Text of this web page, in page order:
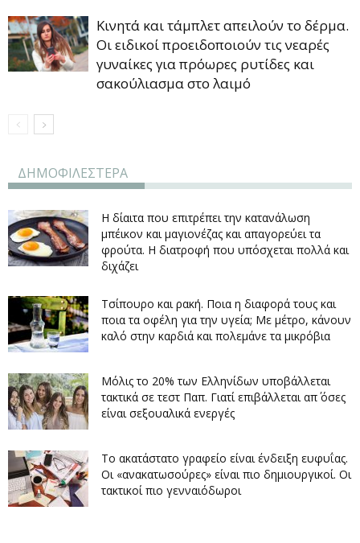
Κινητά και τάμπλετ απειλούν το δέρμα.
Οι ειδικοί προειδοποιούν τις νεαρές
γυναίκες για πρόωρες ρυτίδες και
σακούλιασμα στο λαιμό
ΔΗΜΟΦΙΛΕΣΤΕΡΑ
Η δίαιτα που επιτρέπει την κατανάλωση
μπέικον και μαγιονέζας και απαγορεύει τα
φρούτα. Η διατροφή που υπόσχεται πολλά και
διχάζει
Τσίπουρο και ρακή. Ποια η διαφορά τους και
ποια τα οφέλη για την υγεία; Με μέτρο, κάνουν
καλό στην καρδιά και πολεμάνε τα μικρόβια
Μόλις το 20% των Ελληνίδων υποβάλλεται
τακτικά σε τεστ Παπ. Γιατί επιβάλλεται απ΄ όσες
είναι σεξουαλικά ενεργές
Το ακατάστατο γραφείο είναι ένδειξη ευφυΐας.
Οι «ανακατωσούρες» είναι πιο δημιουργικοί. Οι
τακτικοί πιο γενναιόδωροι